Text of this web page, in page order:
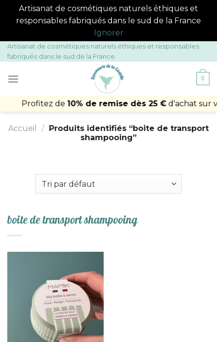
Artisanat de cosmétiques naturels éthiques et
responsables fabriqués dans le sud de la France
Ignorer
Passer
au
Artisanat de cosmétiques naturels éthiques et responsables
fabriqués dans le sud de la France
0
de10% de remise dès 25 €d'achat sur votre
Accueil / Produits identifiés “boite de transport
shampooing”
boite de transport shampooing